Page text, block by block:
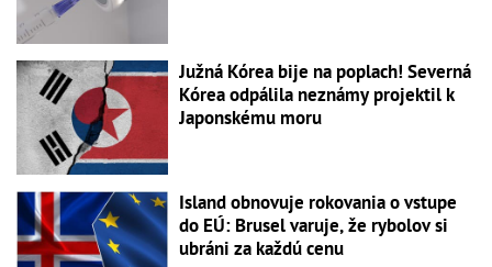
Južná Kórea bije na poplach! Severná
Kórea odpálila neznámy projektil k
Japonskému moru
Island obnovuje rokovania o vstupe
do EÚ: Brusel varuje, že rybolov si
ubráni za každú cenu